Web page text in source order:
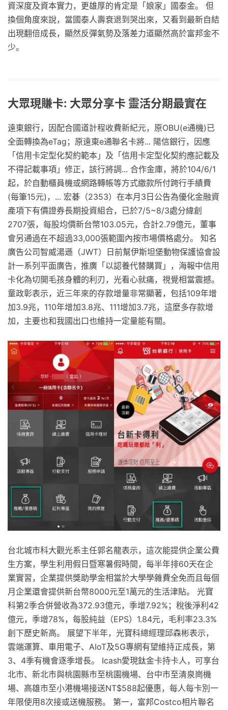
資深度及資本實力，更雄厚的肯定是「娘家」國泰金。 但
換個角度來說，當國泰人壽衰退到哭出來，又看到最新自結
出現翻倍成長，顯然反彈氣勢及落差力道顯然高於富邦金不
少。
大眾現賺卡: 大眾分享卡 靈活分期最實在
遠東銀行，因配合國道計程收費新紀元，原OBU(e通機)已
全面轉換為eTag；原遠東e通聯名卡將... 陽信銀行，因應
「信用卡定型化契約範本」及「信用卡定型化契約應記載及
不得記載事項」修正，該行將調... 合作金庫，將於104/6/1
起，於自動櫃員機或網路轉帳等方式繳款所付跨行手績費
(每筆15元)，... 宏碁（2353）在本月3日公告為優化金融資
產項下有價證券長期投資組合，已於7/5~8/3處分緯創
2707張，每股均價新台幣103.05元，合計2.79億元，董事
會另通過在不超過33,000張範圍內按市場價格處分。 知名
廣告公司智威湯遜（JWT）日前幫伊斯坦堡動物保護協會設
計一系列平面廣告，推廣「以認養代替購買」，海報中信用
卡化為切開毛孩身體的利刃，光看心就痛，視覺相當震撼。
童政彰表示，近三年來的存款增量非常顯著，包括109年增
加3.9兆，110年增加3.8兆、111增加3.7兆，這麼多存款增
加，主要也和我國出口也維持一定量能有關。
台北城市科大觀光系主任郭名龍表示，這次能提供企業公費
生方案，學生利用假日暨寒暑假時間，每半年排60天在企
業實習，企業提供獎助學金相當於大學學雜費全免而且每個
月企業還會提供新台幣8000元至1萬元的生活津貼。 光寶
科第2季合併營收為372.93億元，季增7.92%；稅後淨利42
億元，季增78%，每股純益（EPS）1.84元，毛利率23.3%
創下歷史新高。 展望下半年，光寶科總經理邱森彬表示，
雲端運算、車用電子、AIoT及5G專網有望維持正成長，第
3、4季有機會逐季增長。 Icash愛現鈦金卡持卡人，可享台
北市、新北市與桃園縣市至桃園機場、台中市至清泉崗機
場、高雄市至小港機場接送NT$588起優惠，每人每卡別一
年限使用8次接或送機服務。 第一，富邦Costco相片聯名